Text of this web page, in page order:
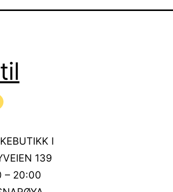
I
139
– 20:00